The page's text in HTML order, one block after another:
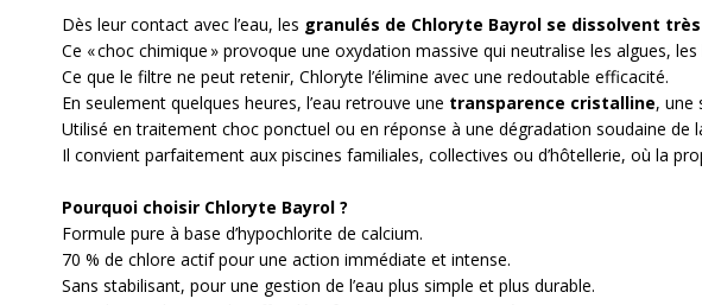
Dès leur contact avec l’eau, les granulés de Chloryte Bayrol se dissolvent
Ce « choc chimique » provoque une oxydation massive qui neutralise les algues,
Ce que le filtre ne peut retenir, Chloryte l’élimine avec une redoutable efficacité.
En seulement quelques heures, l’eau retrouve une transparence cristalline, une
Utilisé en traitement choc ponctuel ou en réponse à une dégradation soudaine de
Il convient parfaitement aux piscines familiales, collectives ou d’hôtellerie, où la
Pourquoi choisir Chloryte Bayrol ?
Formule pure à base d’hypochlorite de calcium.
70 % de chlore actif pour une action immédiate et intense.
Sans stabilisant, pour une gestion de l’eau plus simple et plus durable.